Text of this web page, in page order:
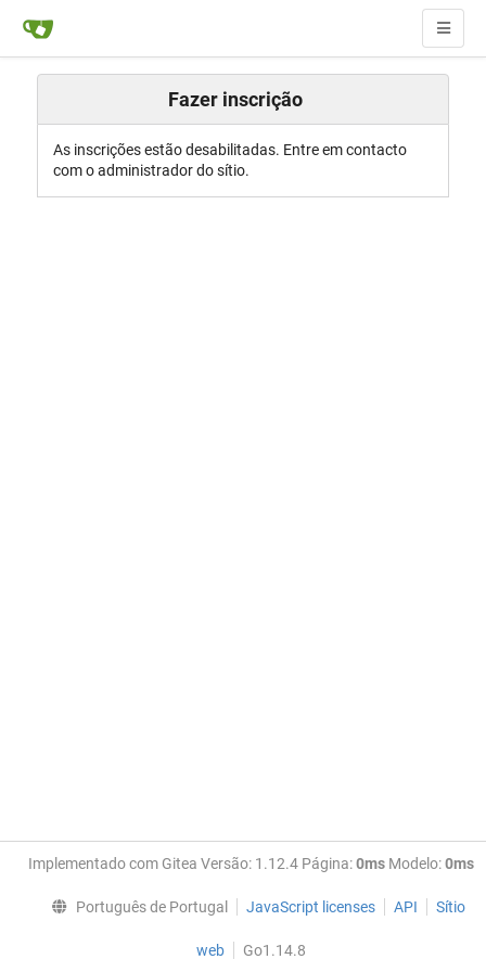
Fazer inscrição
As inscrições estão desabilitadas. Entre em contacto
com o administrador do sítio.
Implementado com Gitea Versão: 1.12.4 Página:0msModelo:0ms
Português de Portugal JavaScript licenses API Sítio
web Go1.14.8